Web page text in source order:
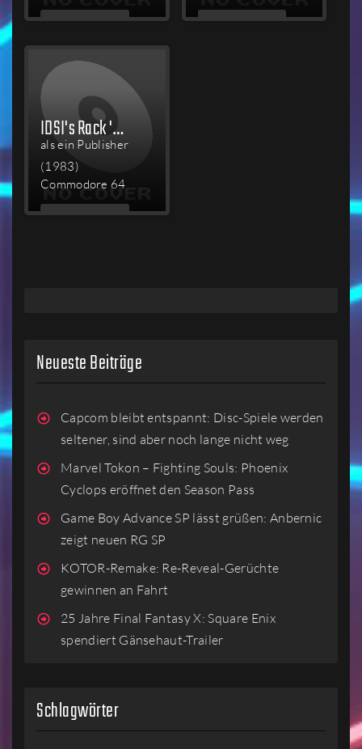
MEHR MEHR
IDSI's Rack 'em Up!
als ein Publisher
(1983)
Commodore 64
MEHR
Neueste Beiträge
Capcom bleibt entspannt: Disc-Spiele werden
seltener, sind aber noch lange nicht weg
Marvel Tokon – Fighting Souls: Phoenix
Cyclops eröffnet den Season Pass
Game Boy Advance SP lässt grüßen: Anbernic
zeigt neuen RG SP
KOTOR-Remake: Re-Reveal-Gerüchte
gewinnen an Fahrt
25 Jahre Final Fantasy X: Square Enix
spendiert Gänsehaut-Trailer
Schlagwörter